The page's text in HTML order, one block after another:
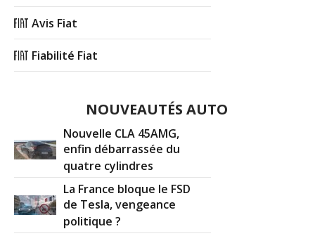
Avis Fiat
Fiabilité Fiat
NOUVEAUTÉS AUTO
Nouvelle CLA 45AMG,
enfin débarrassée du
quatre cylindres
La France bloque le FSD
de Tesla, vengeance
politique ?